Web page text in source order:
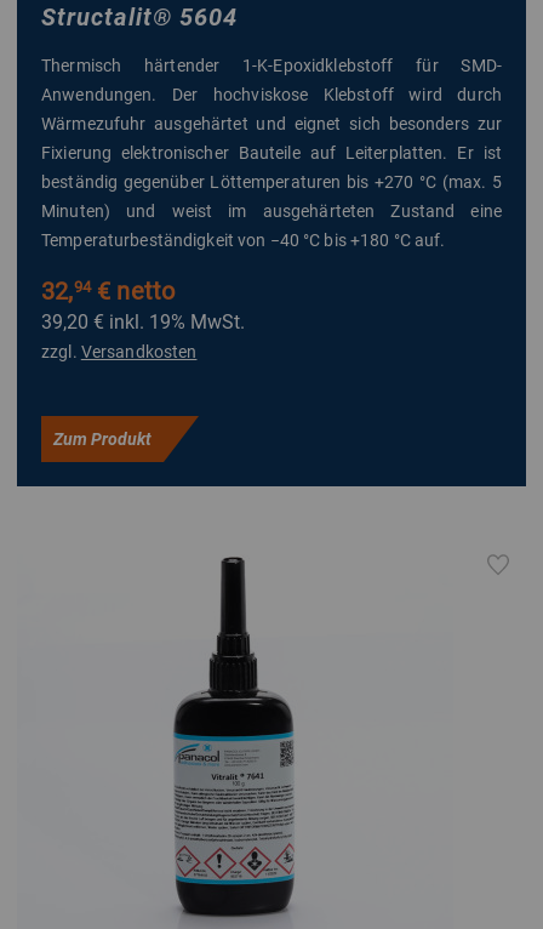
Structalit® 5604
Thermisch härtender 1-K-Epoxidklebstoff für SMD-
Anwendungen. Der hochviskose Klebstoff wird durch
Wärmezufuhr ausgehärtet und eignet sich besonders zur
Fixierung elektronischer Bauteile auf Leiterplatten. Er ist
beständig gegenüber Löttemperaturen bis +270 °C (max. 5
Minuten) und weist im ausgehärteten Zustand eine
Temperaturbeständigkeit von −40 °C bis +180 °C auf.
32,94€ netto
39,20 € inkl. 19% MwSt.
zzgl. Versandkosten
Zum Produkt